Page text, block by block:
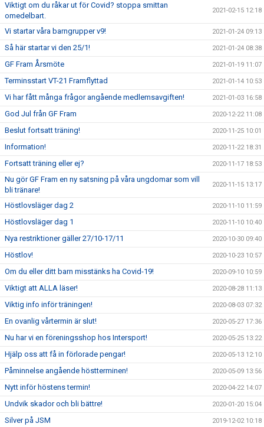
Viktigt om du råkar ut för Covid? stoppa smittan
omedelbart.
2021-02-15 12:18
Vi startar våra barngrupper v9! 2021-01-24 09:13
Så här startar vi den 25/1! 2021-01-24 08:38
GF Fram Årsmöte 2021-01-19 11:07
Terminsstart VT-21 Framflyttad 2021-01-14 10:53
Vi har fått många frågor angående medlemsavgiften! 2021-01-03 16:58
God Jul från GF Fram 2020-12-22 11:08
Beslut fortsatt träning! 2020-11-25 10:01
Information! 2020-11-22 18:31
Fortsatt träning eller ej? 2020-11-17 18:53
Nu gör GF Fram en ny satsning på våra ungdomar som vill
bli tränare!
2020-11-15 13:17
Höstlovsläger dag 2 2020-11-10 11:59
Höstlovsläger dag 1 2020-11-10 10:40
Nya restriktioner gäller 27/10-17/11 2020-10-30 09:40
Höstlov! 2020-10-23 10:57
Om du eller ditt barn misstänks ha Covid-19! 2020-09-10 10:59
Viktigt att ALLA läser! 2020-08-28 11:13
Viktig info inför träningen! 2020-08-03 07:32
En ovanlig vårtermin är slut! 2020-05-27 17:36
Nu har vi en föreningsshop hos Intersport! 2020-05-25 13:22
Hjälp oss att få in förlorade pengar! 2020-05-13 12:10
Påminnelse angående höstterminen! 2020-05-09 13:56
Nytt inför höstens termin! 2020-04-22 14:07
Undvik skador och bli bättre! 2020-01-20 15:04
Silver på JSM 2019-12-02 10:18